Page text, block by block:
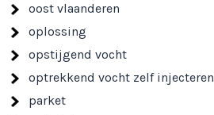
oost vlaanderen
oplossing
opstijgend vocht
optrekkend vocht zelf injecteren
parket